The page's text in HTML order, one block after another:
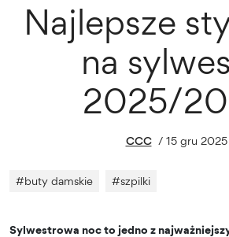
Najlepsze
na
2025/
CCC / 15 gru 2025
#buty damskie #szpilki
Sylwestrowa noc to jedno z